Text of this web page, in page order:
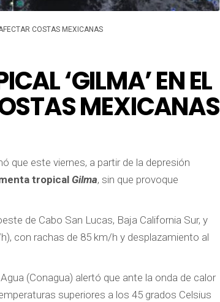
COSTAS MEXICANAS
‘GILMA’ EN EL
MEXICANAS
que este viernes, a partir de la depresión
tropical Gilma, sin que provoque
de Cabo San Lucas, Baja California Sur, y
con rachas de 85 km/h y desplazamiento al
(Conagua) alertó que ante la onda de calor
superiores a los 45 grados Celsius